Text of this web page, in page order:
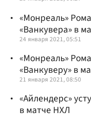
«Монреаль»
«Ванкувера» в
24 января 2021, 05:51
«Монреаль»
«Ванкуверу» в
21 января 2021, 08:50
«Айлендерс»
в матче НХЛ